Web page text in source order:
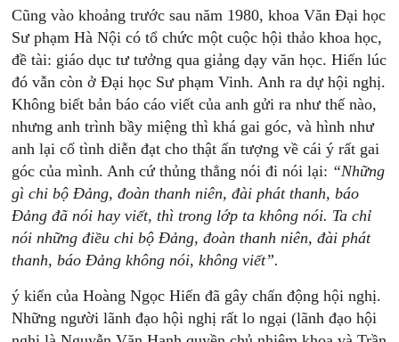
Cũng vào khoảng trước sau năm 1980, khoa Văn Đại học
Sư phạm Hà Nội có tổ chức một cuộc hội thảo khoa học,
đề tài: giáo dục tư tưởng qua giảng dạy văn học. Hiến lúc
đó vẫn còn ở Đại học Sư phạm Vinh. Anh ra dự hội nghị.
Không biết bản báo cáo viết của anh gửi ra như thế nào,
nhưng anh trình bầy miệng thì khá gai góc, và hình như
anh lại cố tình diễn đạt cho thật ấn tượng về cái ý rất gai
góc của mình. Anh cứ thủng thẳng nói đi nói lại: “Những
gì chi bộ Đảng, đoàn thanh niên, đài phát thanh, báo
Đảng đã nói hay viết, thì trong lớp ta không nói. Ta chỉ
nói những điều chi bộ Đảng, đoàn thanh niên, đài phát
thanh, báo Đảng không nói, không viết”.
ý kiến của Hoàng Ngọc Hiến đã gây chấn động hội nghị.
Những người lãnh đạo hội nghị rất lo ngại (lãnh đạo hội